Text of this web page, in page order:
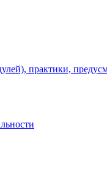
практики,